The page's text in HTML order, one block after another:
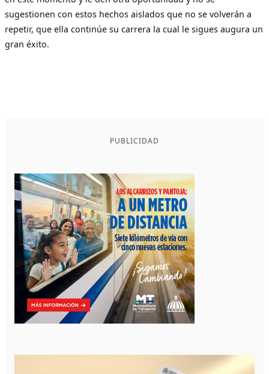
sugestionen con estos hechos aislados que no se volverán a
repetir, que ella continúe su carrera la cual le sigues augura un
gran éxito.
PUBLICIDAD